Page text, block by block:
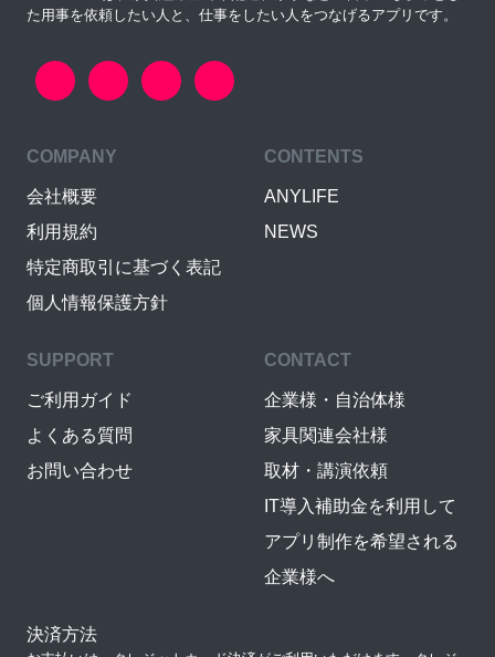
た用事を依頼したい人と、仕事をしたい人をつなげるアプリです。
COMPANY
会社概要
利用規約
特定商取引に基づく表記
個人情報保護方針
CONTENTS
ANYLIFE
NEWS
SUPPORT
ご利用ガイド
よくある質問
お問い合わせ
CONTACT
企業様・自治体様
家具関連会社様
取材・講演依頼
IT導入補助金を利用して
アプリ制作を希望される
企業様へ
決済方法